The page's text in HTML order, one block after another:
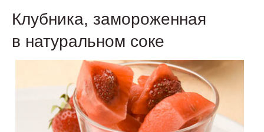
Клубника, замороженная
в натуральном соке